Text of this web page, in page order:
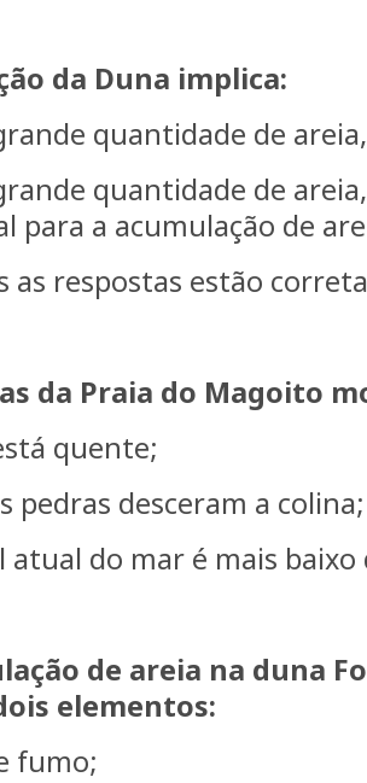
da Duna implica:
quantidade de
quantidade de
para a acumulação de
as respostas estão
da Praia do Magoito
quente;
pedras desceram a colina;
atual do mar é mais
de areia na duna
elementos:
fumo;